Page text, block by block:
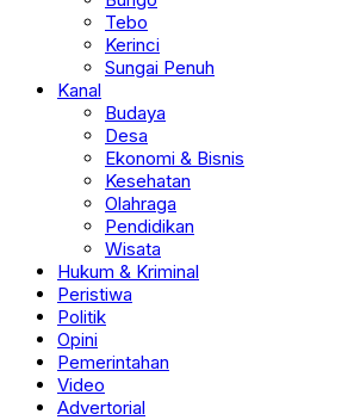
Tebo
Kerinci
Sungai Penuh
Kanal
Budaya
Desa
Ekonomi & Bisnis
Kesehatan
Olahraga
Pendidikan
Wisata
Hukum & Kriminal
Peristiwa
Politik
Opini
Pemerintahan
Video
Advertorial